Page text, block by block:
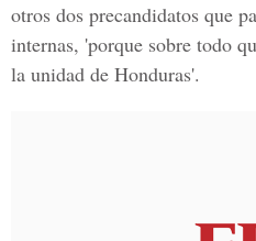
otros dos precandidatos que
internas, 'porque sobre todo
la unidad de Honduras'.